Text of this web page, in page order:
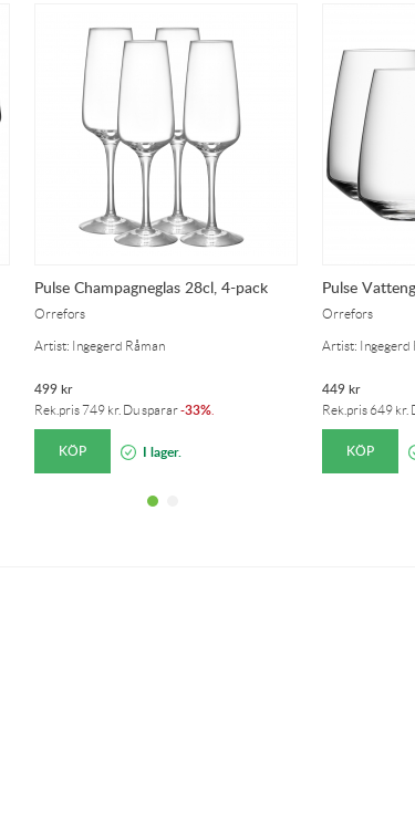
Pulse Champagneglas 28cl, 4-pack
Orrefors
Artist: Ingegerd Råman
499kr
Rek.pris749 kr. Du sparar-33%
KÖP I lager.
Pulse
Orrefors
Artist: Ingegerd
449kr
Rek.pris 649 kr.
KÖP